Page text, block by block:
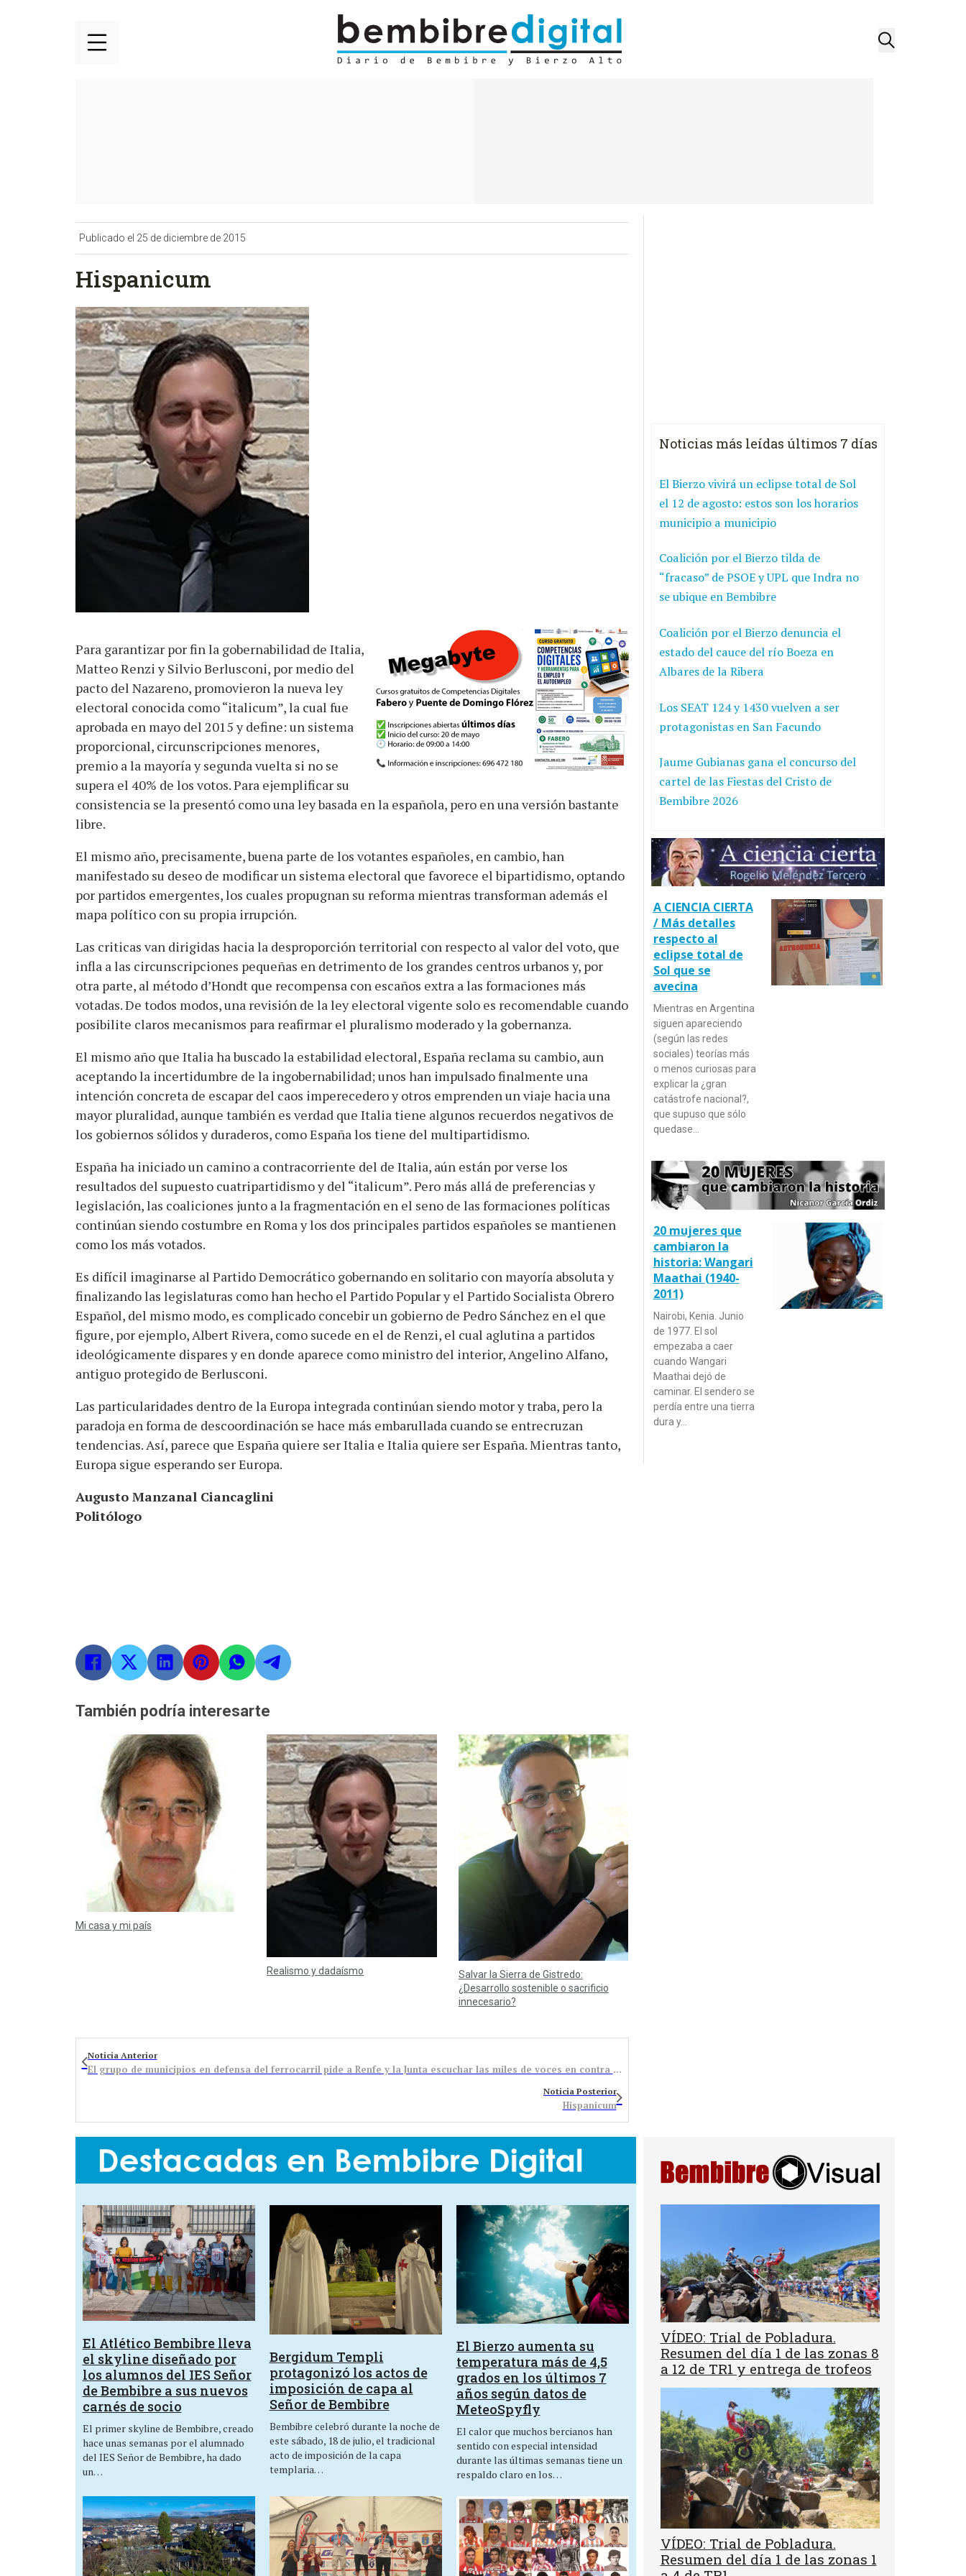
Publicado el 25 de diciembre de 2015
Hispanicum
Para garantizar por fin la gobernabilidad de Italia,
Matteo Renzi y Silvio Berlusconi, por medio del
pacto del Nazareno, promovieron la nueva ley
electoral conocida como “italicum”, la cual fue
aprobada en mayo del 2015 y define: un sistema
proporcional, circunscripciones menores,
premio a la mayoría y segunda vuelta si no se
supera el 40% de los votos. Para ejemplificar su
consistencia se la presentó como una ley basada en la española, pero en una versión bastante
libre.
El mismo año, precisamente, buena parte de los votantes españoles, en cambio, han
manifestado su deseo de modificar un sistema electoral que favorece el bipartidismo, optando
por partidos emergentes, los cuales propugnan su reforma mientras transforman además el
mapa político con su propia irrupción.
Las criticas van dirigidas hacia la desproporción territorial con respecto al valor del voto, que
infla a las circunscripciones pequeñas en detrimento de los grandes centros urbanos y, por
otra parte, al método d’Hondt que recompensa con escaños extra a las formaciones más
votadas. De todos modos, una revisión de la ley electoral vigente solo es recomendable cuando
posibilite claros mecanismos para reafirmar el pluralismo moderado y la gobernanza.
El mismo año que Italia ha buscado la estabilidad electoral, España reclama su cambio, aun
aceptando la incertidumbre de la ingobernabilidad; unos han impulsado finalmente una
intención concreta de escapar del caos imperecedero y otros emprenden un viaje hacia una
mayor pluralidad, aunque también es verdad que Italia tiene algunos recuerdos negativos de
los gobiernos sólidos y duraderos, como España los tiene del multipartidismo.
España ha iniciado un camino a contracorriente del de Italia, aún están por verse los
resultados del supuesto cuatripartidismo y del “italicum”. Pero más allá de preferencias y
legislación, las coaliciones junto a la fragmentación en el seno de las formaciones políticas
continúan siendo costumbre en Roma y los dos principales partidos españoles se mantienen
como los más votados.
Es difícil imaginarse al Partido Democrático gobernando en solitario con mayoría absoluta y
finalizando las legislaturas como han hecho el Partido Popular y el Partido Socialista Obrero
Español, del mismo modo, es complicado concebir un gobierno de Pedro Sánchez en el que
figure, por ejemplo, Albert Rivera, como sucede en el de Renzi, el cual aglutina a partidos
ideológicamente dispares y en donde aparece como ministro del interior, Angelino Alfano,
antiguo protegido de Berlusconi.
Las particularidades dentro de la Europa integrada continúan siendo motor y traba, pero la
paradoja en forma de descoordinación se hace más embarullada cuando se entrecruzan
tendencias. Así, parece que España quiere ser Italia e Italia quiere ser España. Mientras tanto,
Europa sigue esperando ser Europa.
Augusto Manzanal Ciancaglini
Politólogo
También podría interesarte
Mi casa y mi país
Realismo y dadaísmo
Salvar la Sierra de Gistredo:
¿Desarrollo sostenible o sacrificio
innecesario?
Noticia Anterior
El grupo de municipios en defensa del ferrocarril pide a Renfe y la Junta escuchar las miles de voces en contra de los recortes
Noticia Posterior
Hispanicum
Noticias más leídas últimos 7 días
El Bierzo vivirá un eclipse total de Sol
el 12 de agosto: estos son los horarios
municipio a municipio
Coalición por el Bierzo tilda de
“fracaso” de PSOE y UPL que Indra no
se ubique en Bembibre
Coalición por el Bierzo denuncia el
estado del cauce del río Boeza en
Albares de la Ribera
Los SEAT 124 y 1430 vuelven a ser
protagonistas en San Facundo
Jaume Gubianas gana el concurso del
cartel de las Fiestas del Cristo de
Bembibre 2026
A CIENCIA CIERTA
/ Más detalles
respecto al
eclipse total de
Sol que se
avecina
Mientras en Argentina
siguen apareciendo
(según las redes
sociales) teorías más
o menos curiosas para
explicar la ¿gran
catástrofe nacional?,
que supuso que sólo
quedase…
20 mujeres que
cambiaron la
historia: Wangari
Maathai (1940-
2011)
Nairobi, Kenia. Junio
de 1977. El sol
empezaba a caer
cuando Wangari
Maathai dejó de
caminar. El sendero se
perdía entre una tierra
dura y…
El Atlético Bembibre lleva
el skyline diseñado por
los alumnos del IES Señor
de Bembibre a sus nuevos
carnés de socio
El primer skyline de Bembibre, creado
hace unas semanas por el alumnado
del IES Señor de Bembibre, ha dado
un…
Bergidum Templi
protagonizó los actos de
imposición de capa al
Señor de Bembibre
Bembibre celebró durante la noche de
este sábado, 18 de julio, el tradicional
acto de imposición de la capa
templaria…
El Bierzo aumenta su
temperatura más de 4,5
grados en los últimos 7
años según datos de
MeteoSpyfly
El calor que muchos bercianos han
sentido con especial intensidad
durante las últimas semanas tiene un
respaldo claro en los…
VÍDEO: Trial de Pobladura.
Resumen del día 1 de las zonas 8
a 12 de TR1 y entrega de trofeos
VÍDEO: Trial de Pobladura.
Resumen del día 1 de las zonas 1